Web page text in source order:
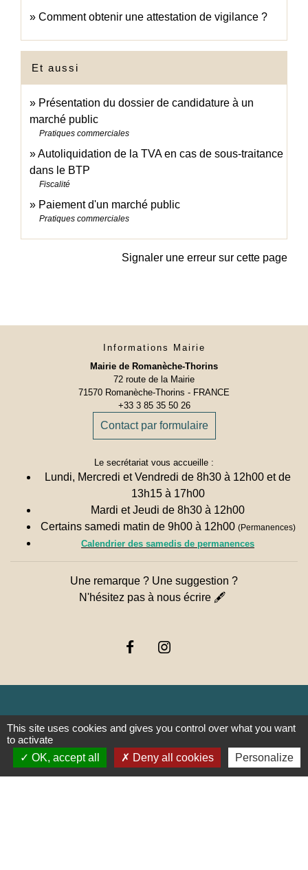
Comment obtenir une attestation de vigilance ?
Et aussi
Présentation du dossier de candidature à un
marché public
Pratiques commerciales
Autoliquidation de la TVA en cas de sous-traitance
dans le BTP
Fiscalité
Paiement d'un marché public
Pratiques commerciales
Signaler une erreur sur cette page
Informations Mairie
Mairie de Romanèche-Thorins
72 route de la Mairie
71570 Romanèche-Thorins - FRANCE
+33 3 85 35 50 26
Contact par formulaire
Le secrétariat vous accueille :
Lundi, Mercredi et Vendredi de 8h30 à 12h00 et de
13h15 à 17h00
Mardi et Jeudi de 8h30 à 12h00
Certains samedi matin de 9h00 à 12h00 (Permanences)
Calendrier des samedis de permanences
Une remarque ? Une suggestion ?
N'hésitez pas à nous écrire 🖋
Liens
PREFECTURE DE SAÔNE ET
This site uses cookies and gives you control over what you want
to activate
OK, accept all
Deny all cookies Personalize